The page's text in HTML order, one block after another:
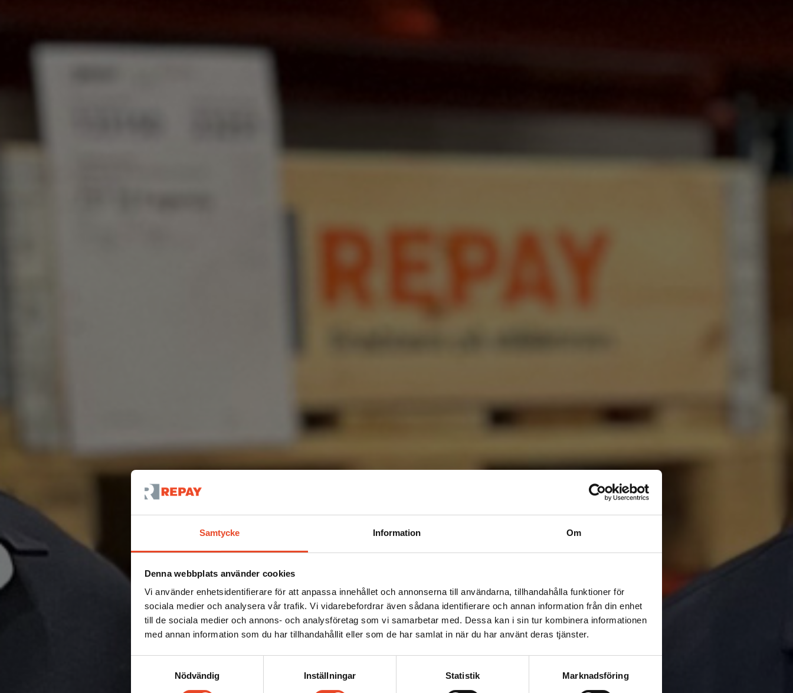
Samtycke Information Om
Denna webbplats använder cookies
Vi använder enhetsidentifierare för att anpassa innehållet och annonserna till användarna, tillhandahålla funktioner för
sociala medier och analysera vår trafik. Vi vidarebefordrar även sådana identifierare och annan information från din enhet
till de sociala medier och annons- och analysföretag som vi samarbetar med. Dessa kan i sin tur kombinera informationen
med annan information som du har tillhandahållit eller som de har samlat in när du har använt deras tjänster.
Nödvändig
Inställningar Statistik Marknadsföring